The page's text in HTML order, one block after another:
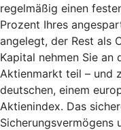
regelmäßig einen
Prozent Ihres
angelegt, der Rest als
Kapital nehmen Sie an
Aktienmarkt teil – und
deutschen, einem
Aktienindex. Das
Sicherungsvermögens